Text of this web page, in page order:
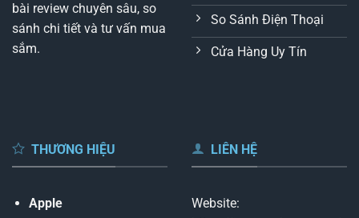
bài review chuyên sâu, so
sánh chi tiết và tư vấn mua
sắm.
So Sánh Điện Thoại
Cửa Hàng Uy Tín
THƯƠNG HIỆU
Apple
LIÊN HỆ
Website: